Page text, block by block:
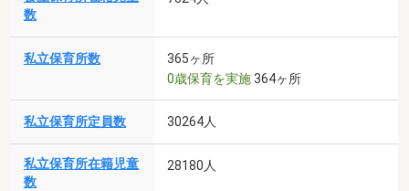
数
私立保育所数
365ヶ所
0歳保育を実施364ヶ所
私立保育所定員数 30264人
私立保育所在籍児童
数
28180人